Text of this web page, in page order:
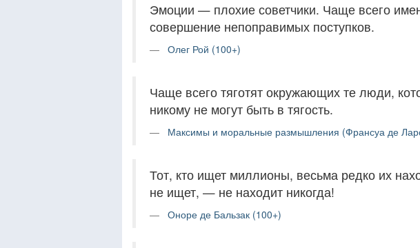
Эмоции — плохие советчики. Чаще всего
совершение непоправимых поступков.
Олег Рой (100+)
Чаще всего тяготят окружающих те люди,
никому не могут быть в тягость.
Максимы и моральные размышления (Франсуа де
Тот, кто ищет миллионы, весьма редко их
не ищет, — не находит никогда!
Оноре де Бальзак (100+)